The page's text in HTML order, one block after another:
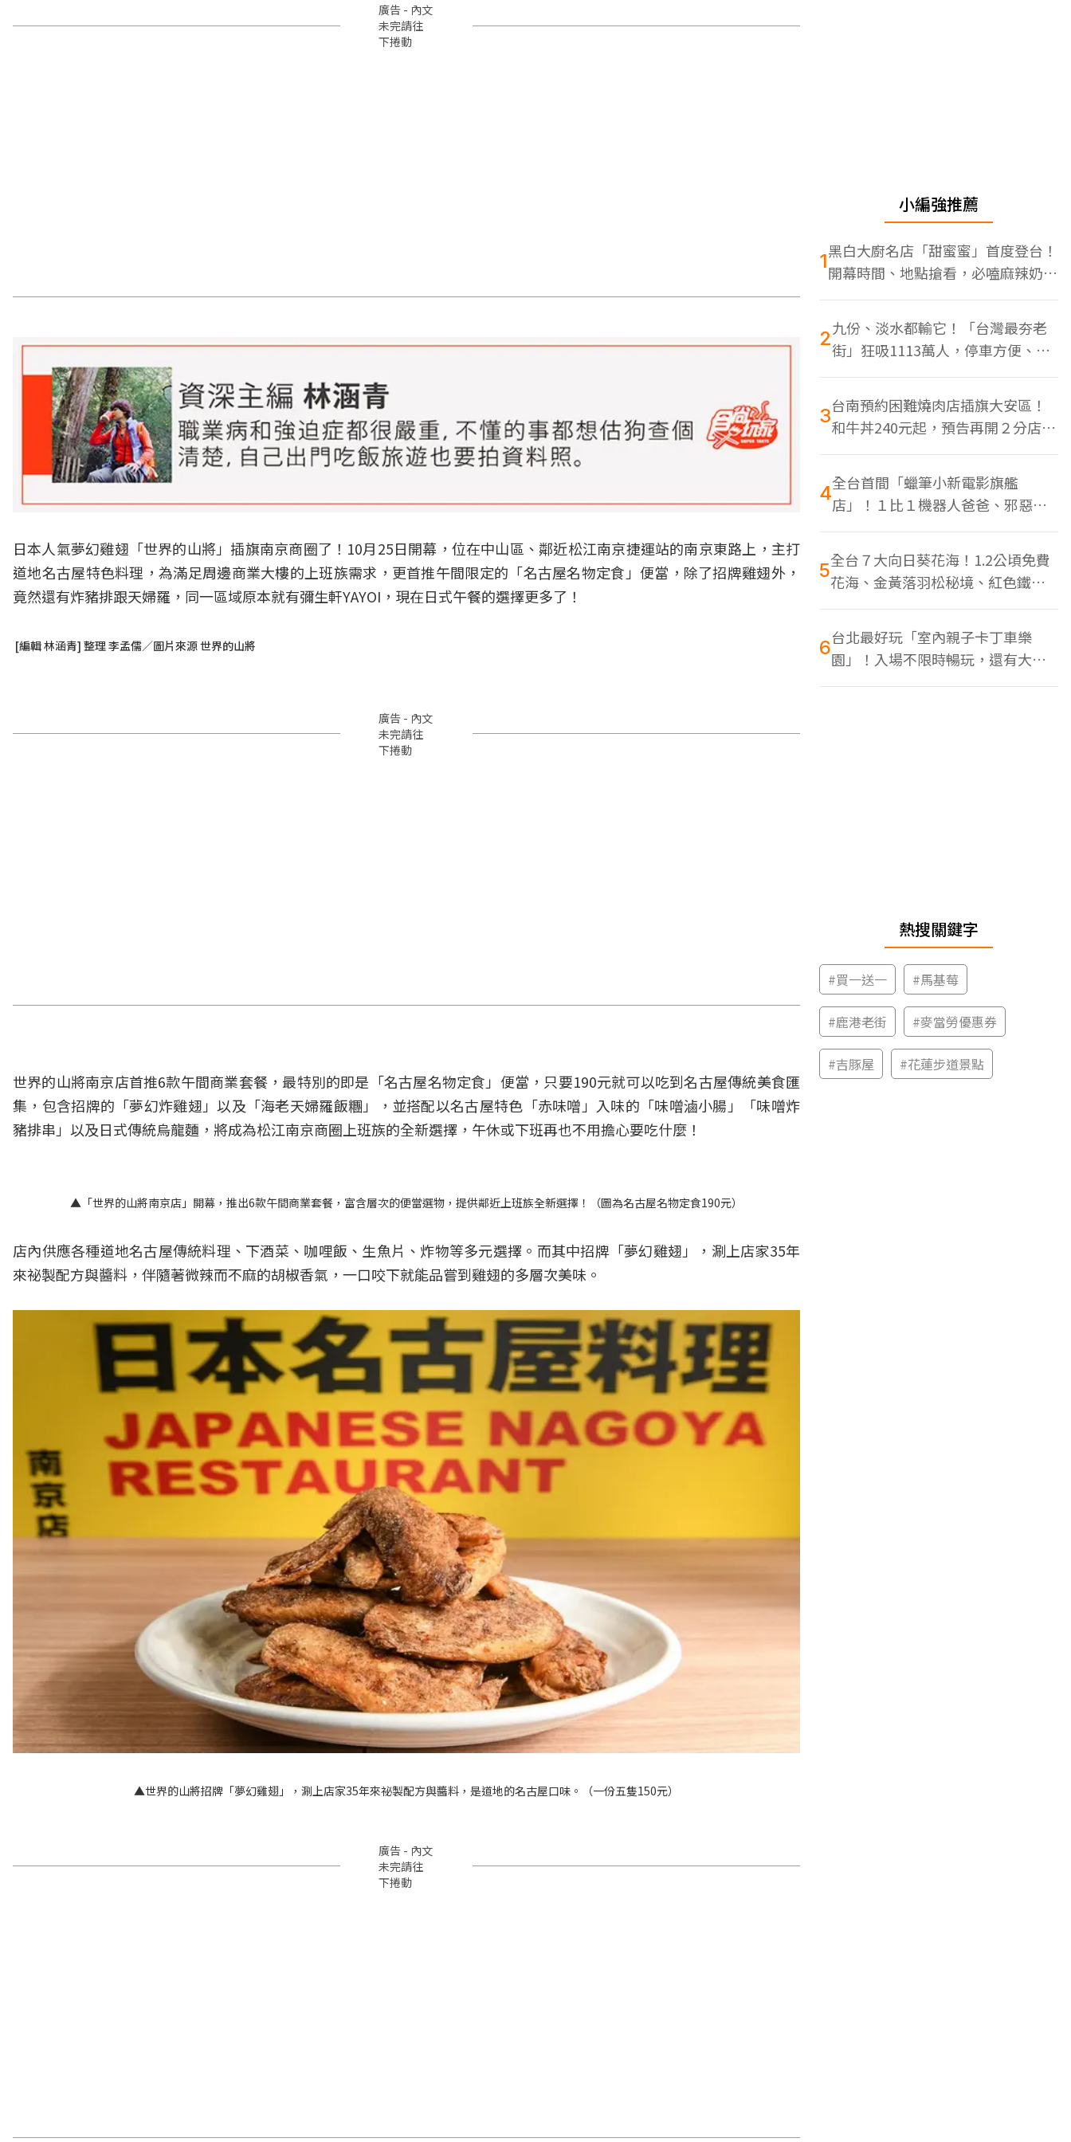
廣告 - 內文
未完請往
下捲動
日本人氣夢幻雞翅「世界的山將」插旗南京商圈了！10月25日開幕，位在中山區、鄰近松江南京捷運站的南京東路上，主打
道地名古屋特色料理，為滿足周邊商業大樓的上班族需求，更首推午間限定的「名古屋名物定食」便當，除了招牌雞翅外，
竟然還有炸豬排跟天婦羅，同一區域原本就有彌生軒YAYOI，現在日式午餐的選擇更多了！
[編輯 林涵青] 整理 李孟儒／圖片來源 世界的山將
廣告 - 內文
未完請往
下捲動
世界的山將南京店首推6款午間商業套餐，最特別的即是「名古屋名物定食」便當，只要190元就可以吃到名古屋傳統美食匯
集，包含招牌的「夢幻炸雞翅」以及「海老天婦羅飯糰」，並搭配以名古屋特色「赤味噌」入味的「味噌滷小腸」「味噌炸
豬排串」以及日式傳統烏龍麵，將成為松江南京商圈上班族的全新選擇，午休或下班再也不用擔心要吃什麼！
▲「世界的山將南京店」開幕，推出6款午間商業套餐，富含層次的便當選物，提供鄰近上班族全新選擇！（圖為名古屋名物定食190元）
店內供應各種道地名古屋傳統料理、下酒菜、咖哩飯、生魚片、炸物等多元選擇。而其中招牌「夢幻雞翅」，涮上店家35年
來祕製配方與醬料，伴隨著微辣而不麻的胡椒香氣，一口咬下就能品嘗到雞翅的多層次美味。
▲世界的山將招牌「夢幻雞翅」，涮上店家35年來祕製配方與醬料，是道地的名古屋口味。（一份五隻150元）
廣告 - 內文
未完請往
下捲動
小編強推薦
1黑白大廚名店「甜蜜蜜」首度登台！
開幕時間、地點搶看，必嗑麻辣奶油
蝦
2九份、淡水都輸它！「台灣最夯老
街」狂吸1113萬人，停車方便、特
色美食多
3台南預約困難燒肉店插旗大安區！
和牛丼240元起，預告再開２分店、
地點曝光
4全台首間「蠟筆小新電影旗艦
店」！１比１機器人爸爸、邪惡正
男，百款周邊買翻
5全台７大向日葵花海！1.2公頃免費
花海、金黃落羽松秘境、紅色鐵橋
同框
6台北最好玩「室內親子卡丁車樂
園」！入場不限時暢玩，還有大螢
幕Switch遊戲區
熱搜關鍵字
#買一送一 #馬基莓
#鹿港老街 #麥當勞優惠券
#吉豚屋 #花蓮步道景點